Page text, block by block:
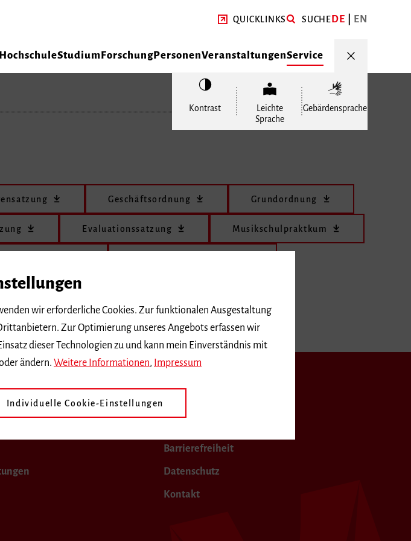
QUICKLINKS SUCHEDE EN
HochschuleStudiumForschungPersonenVeranstaltungenService
Kontrast
Leichte
Sprache
Gebärdensprache
Geschäftsordnung Grundordnung
Evaluationssatzung Musikschulpraktkum
Barrierefreiheit
Datenschutz
Kontakt
wir erforderliche Cookies. Zur funktionalen Ausgestaltung
Zur Optimierung unseres Angebots erfassen wir
dieser Technologien zu und kann mein Einverständnis mit
ändern. Weitere Informationen, Impressum
Individuelle Cookie-Einstellungen